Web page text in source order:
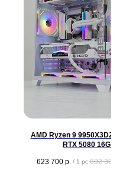
AMD Ryzen 9 9950X3D2 /
RTX 5080 16Gb
623 700 р. / 1 pc 692 307